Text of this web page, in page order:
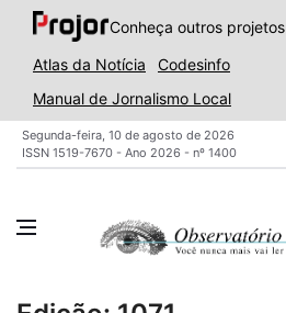
Conheça outros projetos
Atlas da Notícia
Codesinfo
Manual de Jornalismo Local
Segunda-feira, 10 de agosto de 2026
ISSN 1519-7670 - Ano 2026 - nº 1400